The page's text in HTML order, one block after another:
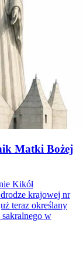
Matki Bożej
Kikół
krajowej nr
teraz określany
w